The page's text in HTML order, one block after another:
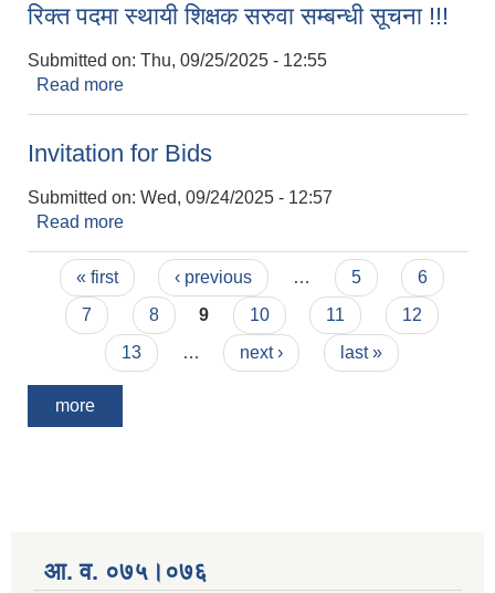
रिक्त पदमा स्थायी शिक्षक सरुवा सम्बन्धी सूचना !!!
Submitted on: Thu, 09/25/2025 - 12:55
Read more
Invitation for Bids
Submitted on: Wed, 09/24/2025 - 12:57
Read more
Pages
« first ‹ previous … 5
6
7
8 9 10 11
12
13
… next › last »
more
आ. व. ०७५।०७६